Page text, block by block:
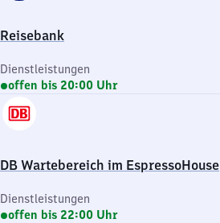
Reisebank
Dienstleistungen
offen bis 20:00 Uhr
DB Wartebereich im EspressoHouse
Dienstleistungen
offen bis 22:00 Uhr